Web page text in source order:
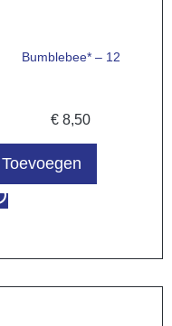
Bumblebee* – 12
€ 8,50
Toevoegen